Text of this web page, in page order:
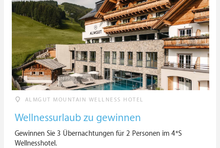
ALMGUT MOUNTAIN WELLNESS HOTEL
Wellnessurlaub zu gewinnen
Gewinnen Sie 3 Übernachtungen für 2 Personen im 4*S
Wellnesshotel.